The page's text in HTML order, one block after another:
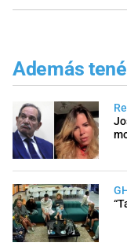
Además